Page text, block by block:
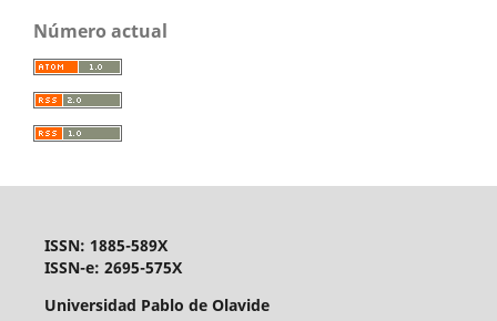
Número actual
ISSN: 1885-589X
ISSN-e: 2695-575X
Universidad Pablo de Olavide